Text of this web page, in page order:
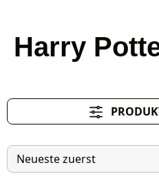
Harry